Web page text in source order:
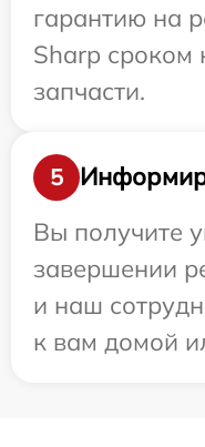
гарантию на
Sharp сроком
запчасти.
5
Вы получите
завершении
и наш
к вам домой